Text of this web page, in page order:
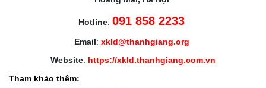
Hotline: 091 858 2233
Email: xkld@thanhgiang.org
Website: https://xkld.thanhgiang.com.vn
Tham khảo thêm: